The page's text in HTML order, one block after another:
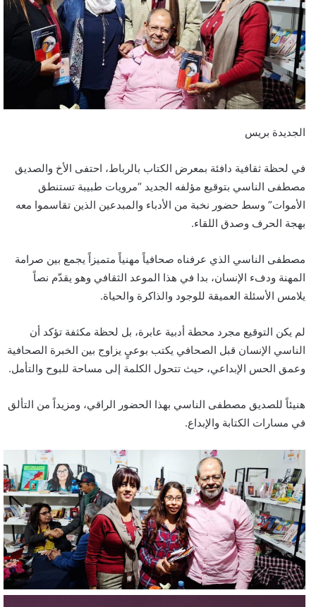
ي
د
ا
إ
ل
ك
ت
الجديدة بريس
في لحظة ثقافية دافئة بمعرض الكتاب بالرباط، احتفى الأخ والصديق
مصطفى الناسي بتوقيع مؤلفه الجديد “مرويات طبيبة تستنطق
الأموات” وسط حضور نخبة من الأدباء والمبدعين الذين تقاسموا معه
بهجة الحرف وصدق اللقاء.
مصطفى الناسي الذي عرفناه صحافياً مهنياً متميزاً يجمع بين صرامة
المهنة ودفء الإنسان، بدا في هذا الموعد الثقافي وهو يقدّم نصاً
يلامس الأسئلة العميقة للوجود والذاكرة والحياة.
لم يكن التوقيع مجرد محطة أدبية عابرة، بل لحظة مكثفة تؤكد أن
الناسي الإنسان قبل الصحافي يكتب بوعيٍ يزاوج بين الخبرة الصحافية
وعمق الحس الإبداعي، حيث تتحول الكلمة إلى مساحة للبوح والتأمل.
هنيئاً للصديق مصطفى الناسي بهذا الحضور الراقي، ومزيداً من التألق
في مسارات الكتابة والإبداع.